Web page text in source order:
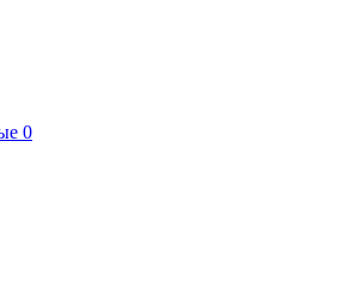
0